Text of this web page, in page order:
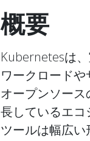
概要
Kubernetesは
ワークロード
オープンソー
長しているエコ
ツールは幅広い